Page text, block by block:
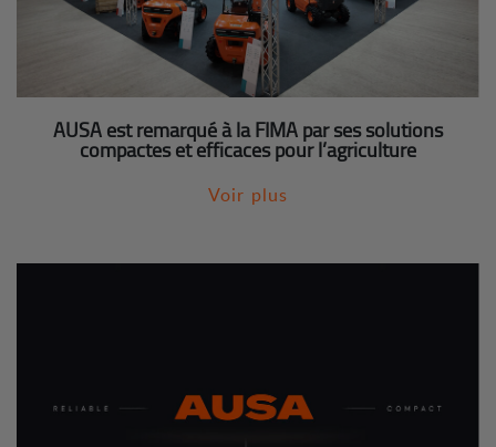
AUSA est remarqué à la FIMA par ses solutions
compactes et efficaces pour l’agriculture
Voir plus